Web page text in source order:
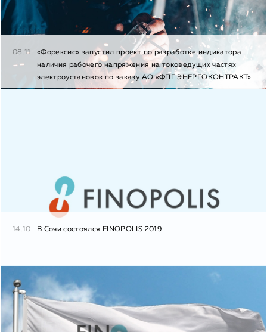
08.11
«Форексис» запустил проект по разработке индикатора
наличия рабочего напряжения на токоведущих частях
электроустановок по заказу АО «ФПГ ЭНЕРГОКОНТРАКТ»
14.10 В Сочи состоялся FINOPOLIS 2019